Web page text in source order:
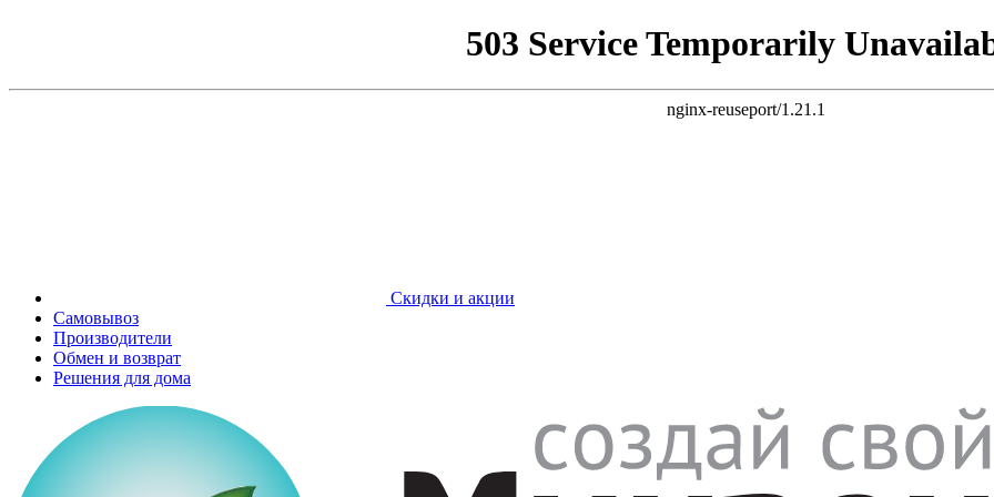
503 Service Temporarily
nginx-reuseport/1.21.1
Скидки и акции
Самовывоз
Производители
Обмен и возврат
Решения для дома